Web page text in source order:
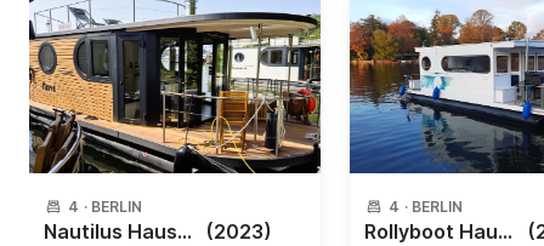
4 · BERLIN
Nautilus Hausboote - Nautiki mini 4 mit Kamin - führerscheinfrei (2023)
4 · BERLIN
Rollyboot Hausboote - Rollyboot Max